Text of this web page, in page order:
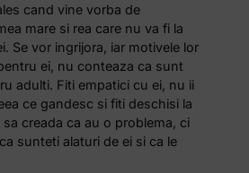
cand vine vorba de
mare si rea care nu va fi la
Se vor ingrijora, iar motivele lor
ei, nu conteaza ca sunt
adulti. Fiti empatici cu ei, nu ii
ce gandesc si fiti deschisi la
creada ca au o problema, ci
sunteti alaturi de ei si ca le